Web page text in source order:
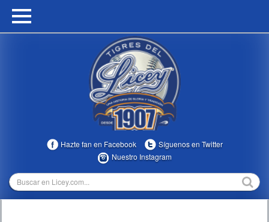
HOME
MULTIMEDIA
Hazte fan en Facebook
Síguenos en Twitter
Nuestro Instagram